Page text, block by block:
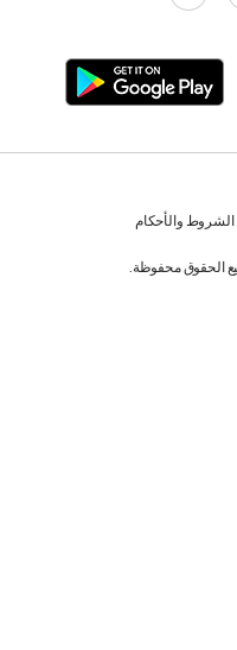
الشروط والأحكام